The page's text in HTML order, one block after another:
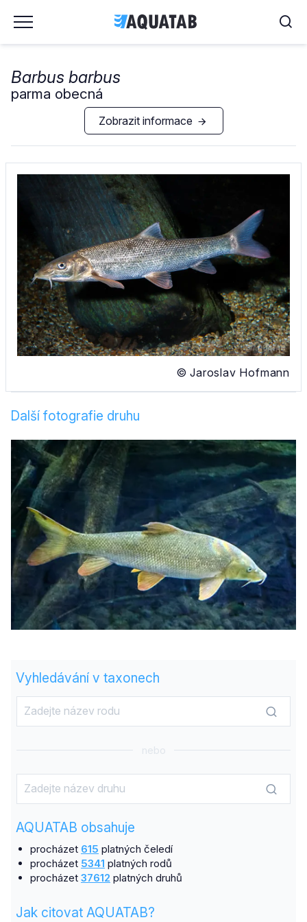
Barbus barbus
parma obecná
Zobrazit informace
© Jaroslav Hofmann
Další fotografie druhu
Vyhledávání v taxonech
nebo
AQUATAB obsahuje
procházet 615 platných čeledí
procházet 5341 platných rodů
procházet 37612 platných druhů
Jak citovat AQUATAB?